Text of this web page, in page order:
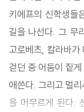
키에프의 신학생들
길을 나선다. 그 무
고로베츠, 칼라바가
걷던 중 어둠이 짙
애쓴다. 그리고 멀
을 머무르게 된다.